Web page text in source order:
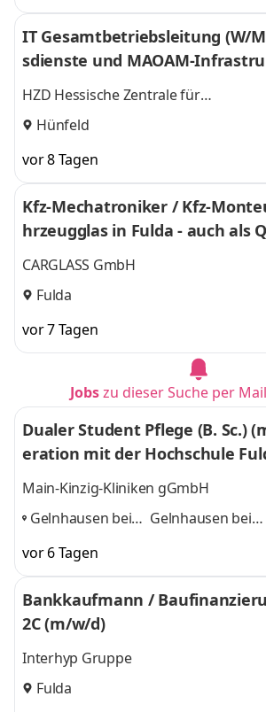
IT Gesamtbetriebsleitung (W/M/D)
sdienste und MAOAM-
HZD Hessische Zentrale für
Datenverarbeitung
Hünfeld
vor 8 Tagen
Kfz-Mechatroniker / Kfz-
hrzeugglas in Fulda - auch als
263
CARGLASS GmbH
Fulda
vor 7 Tagen
Jobszu dieser Suche per
Dualer Student Pflege (B. Sc.) (m/w/d)
eration mit der Hochschule
sen und Schlüchtern
Main-Kinzig-Kliniken gGmbH
Gelnhausen bei
Schlüchtern
Gelnhausen bei
weitere
vor 6 Tagen
Bankkaufmann /
2C (m/w/d)
Interhyp Gruppe
Fulda